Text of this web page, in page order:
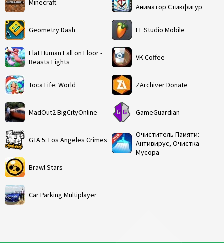
Minecraft
Geometry Dash
Flat Human Fall on Floor -
Beasts Fights
Toca Life: World
MadOut2 BigCityOnline
GTA 5: Los Angeles Crimes
Brawl Stars
Car Parking Multiplayer
Аниматор Стикфигур
FL Studio Mobile
VK Coffee
ZArchiver Donate
GameGuardian
Очиститель Памяти:
Антивирус, Очистка
Мусора